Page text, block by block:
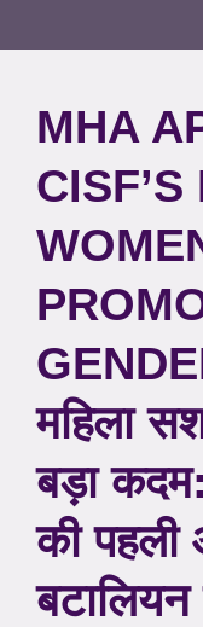
MHA
महिला
बड़ा
की
बटालियन